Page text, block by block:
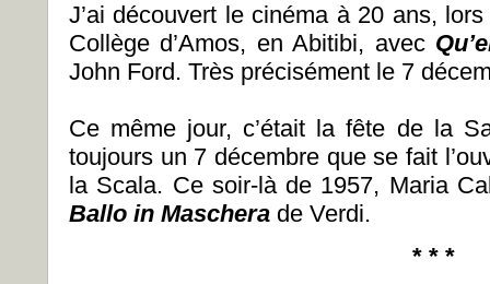
J’ai découvert le cinéma à 20 ans,
Collège d’Amos, en Abitibi, avec
John Ford. Très précisément le 7
Ce même jour, c’était la fête de la
toujours un 7 décembre que se fait
la Scala. Ce soir-là de 1957, Maria
Ballo in Maschera de Verdi.
* * *